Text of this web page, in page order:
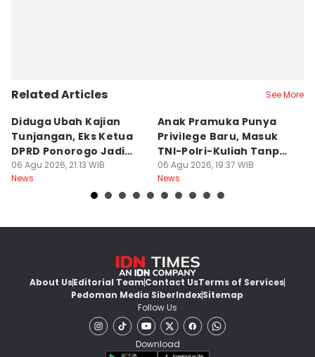
Related Articles See More
Diduga Ubah Kajian
Tunjangan, Eks Ketua
DPRD Ponorogo Jadi
Tersangka
06 Agu 2026, 21:13 WIB
News
Anak Pramuka Punya
Privilege Baru, Masuk
TNI-Polri-Kuliah Tanpa
Tes
06 Agu 2026, 19:37 WIB
News
About UsEditorial TeamContact UsTerms of Services
Pedoman Media SiberIndexSitemap
Follow Us
Download